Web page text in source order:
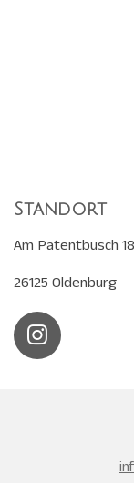
Standort
Am Patentbusch 18
26125 Oldenburg
I
n